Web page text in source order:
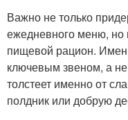
Важно не только
ежедневного меню, но
пищевой рацион.
ключевым звеном, а
толстеет именно от
полдник или добрую